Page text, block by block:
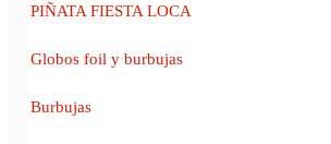
PIÑATA FIESTA LOCA
Globos foil y burbujas
Burbujas